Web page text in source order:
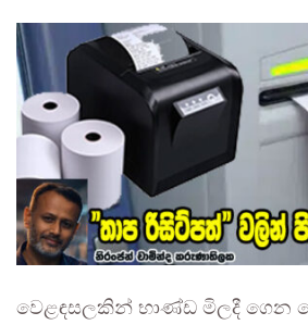
වෙළඳසලකින් භාණ්ඩ මිලදී ගෙන